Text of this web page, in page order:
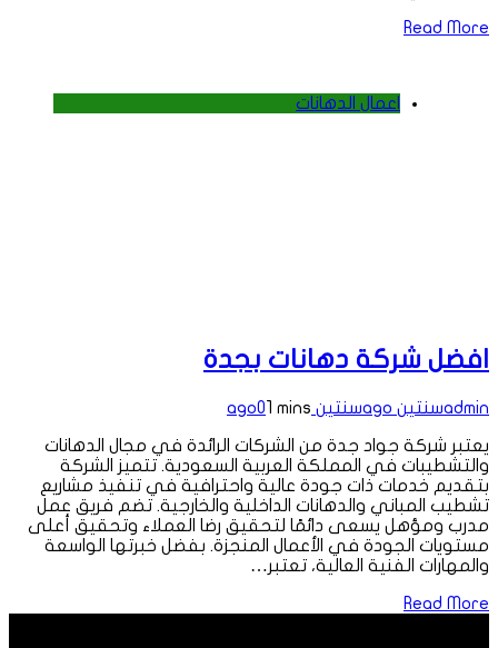
Read More
اعمال الدهانات
افضل شركة دهانات بجدة
adminسنتين ago سنتين ago 01 mins
يعتبر شركة جواد جدة من الشركات الرائدة في مجال الدهانات
والتشطيبات في المملكة العربية السعودية. تتميز الشركة
بتقديم خدمات ذات جودة عالية واحترافية في تنفيذ مشاريع
تشطيب المباني والدهانات الداخلية والخارجية. تضم فريق عمل
مدرب ومؤهل يسعى دائمًا لتحقيق رضا العملاء وتحقيق أعلى
مستويات الجودة في الأعمال المنجزة. بفضل خبرتها الواسعة
والمهارات الفنية العالية، تعتبر…
Read More